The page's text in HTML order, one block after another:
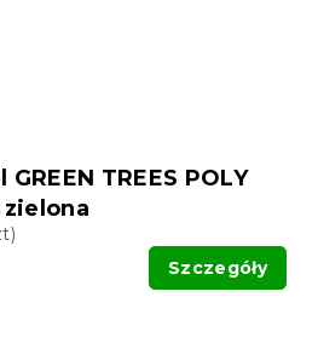
TREES POLY
zielona
Szczegóły